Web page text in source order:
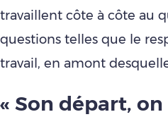
travaillent côte à côte au
questions telles que le
travail, en amont
« Son départ,